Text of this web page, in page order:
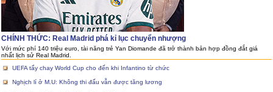
CHÍNH THỨC: Real Madrid phá kỉ lục chuyển nhượng
Với mức phí 140 triệu euro, tài năng trẻ Yan Diomande đã trở thành bản hợp đồng đắt giá
nhất lịch sử Real Madrid.
UEFA tẩy chay World Cup cho đến khi Infantino từ chức
Nghịch lí ở M.U: Không thi đấu vẫn được tăng lương